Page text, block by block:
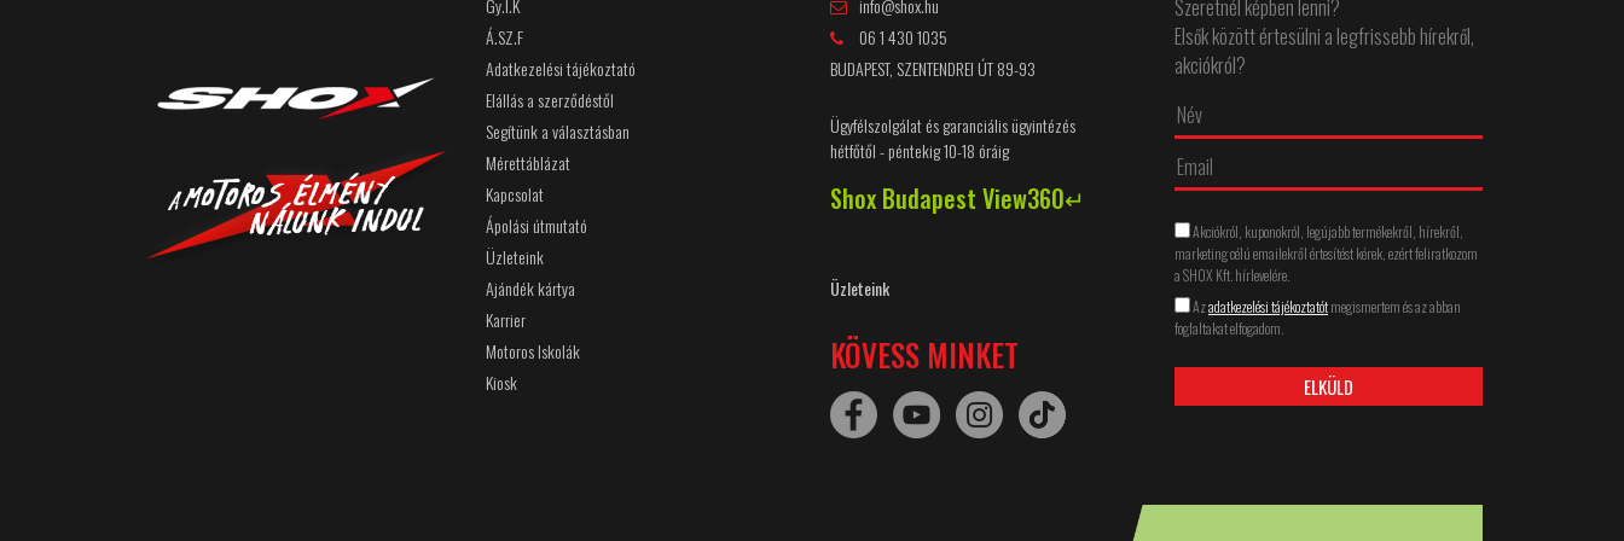
Gy.I.K
Á.SZ.F
Adatkezelési tájékoztató
Elállás a szerződéstől
Segítünk a választásban
Mérettáblázat
Kapcsolat
Ápolási útmutató
Üzleteink
Ajándék kártya
Karrier
Motoros Iskolák
Kiosk
info@shox.hu
06 1 430 1035
BUDAPEST, SZENTENDREI ÚT 89-93
Ügyfélszolgálat és garanciális ügyintézés
hétfőtől - péntekig 10-18 óráig
Shox Budapest View360↵
Üzleteink
KÖVESS MINKET
Szeretnél képben lenni?
Elsők között értesülni a legfrissebb hírekről,
akciókról?
Akciókról, kuponokról, legújabb termékekről, hírekről,
marketing célú emailekről értesítést kérek, ezért feliratkozom
a SHOX Kft. hírlevelére.
Azadatkezelési tájékoztatótmegismertem és az abban
foglaltakat elfogadom.